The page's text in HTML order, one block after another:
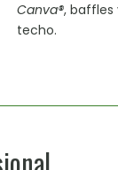
Canva®, baffles
techo.